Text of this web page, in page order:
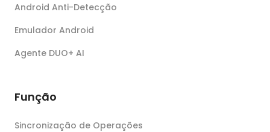
Android Anti-Detecção
Emulador Android
Agente DUO+ AI
Função
Sincronização de Operações